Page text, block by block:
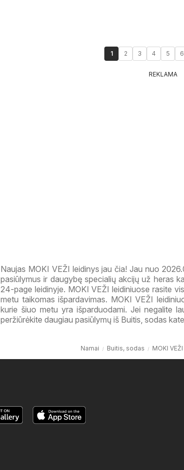
1 2 3 4 5 6
REKLAMA
Naujas MOKI VEŽI leidinys jau čia! Jau nuo
pasiūlymus ir daugybę specialių akcijų už heras
24-page leidinyje. MOKI VEŽI leidiniuose rasite
metu taikomas išpardavimas. MOKI VEŽI
kurie šiuo metu yra išparduodami. Jei negalite
peržiūrėkite daugiau pasiūlymų iš Buitis, sodas
Namai Buitis, sodas MOKI VEŽI